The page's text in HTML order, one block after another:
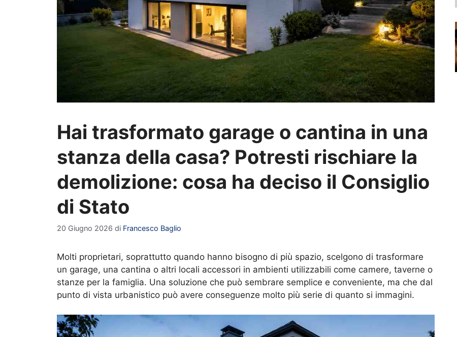
Hai trasformato garage o cantina in una
stanza della casa? Potresti rischiare la
demolizione: cosa ha deciso il Consiglio
di Stato
20 Giugno 2026 di Francesco Baglio
Molti proprietari, soprattutto quando hanno bisogno di più spazio, scelgono di trasformare
un garage, una cantina o altri locali accessori in ambienti utilizzabili come camere, taverne o
stanze per la famiglia. Una soluzione che può sembrare semplice e conveniente, ma che dal
punto di vista urbanistico può avere conseguenze molto più serie di quanto si immagini.